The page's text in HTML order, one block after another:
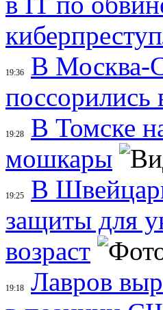
19:36
В Москва-
поссорились
19:28
В Томске
мошкары
19:25
В
защиты для
возраст
19:18
Лавров